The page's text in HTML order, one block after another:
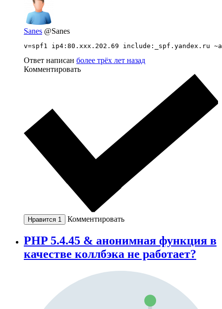
Sanes @Sanes
v=spf1 ip4:80.ххх.202.69 include:_spf.yandex.ru
Ответ написан более трёх лет назад
Комментировать
Нравится 1 Комментировать
PHP 5.4.45 & анонимная функция в
качестве коллбэка не работает?